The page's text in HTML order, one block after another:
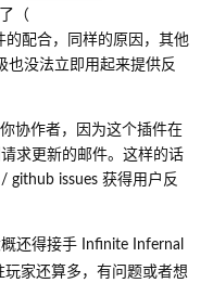
（
的配合，同样的原因，其他
也没法立即用起来提供反
协作者，因为这个插件在
求更新的邮件。这样的话
github issues 获得用户反
还得接手 Infinite Infernal
家还算多，有问题或者想